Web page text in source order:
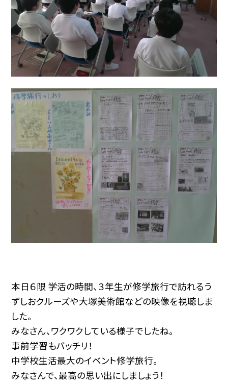
本日６限 学活の時間、３年生が修学旅行で訪れるう
ずしおクルーズや大塚美術館などの映像を視聴しま
した。
みなさん、ワクワクしている様子でしたね。
事前学習もバッチリ！
中学校生活最大のイベント修学旅行。
みなさんで、最高の思い出にしましょう！